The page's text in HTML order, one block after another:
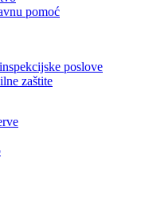
pomoć
poslove
zaštite